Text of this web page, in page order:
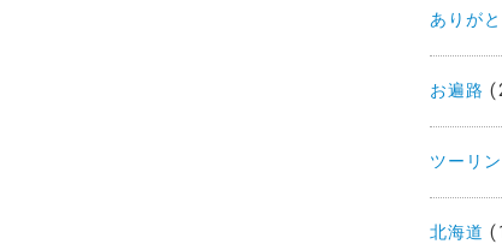
ありがと
お遍路
ツーリ
北海道